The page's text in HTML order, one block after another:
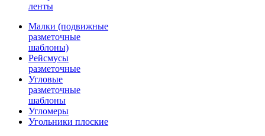
ленты
Малки (подвижные
разметочные
шаблоны)
Рейсмусы
разметочные
Угловые
разметочные
шаблоны
Угломеры
Угольники плоские